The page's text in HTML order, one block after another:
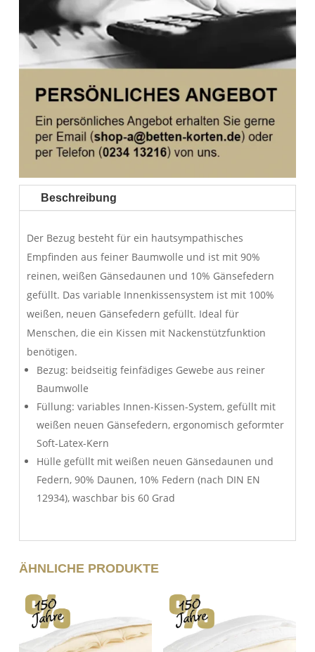
Beschreibung
Der Bezug besteht für ein hautsympathisches
Empfinden aus feiner Baumwolle und ist mit 90%
reinen, weißen Gänsedaunen und 10% Gänsefedern
gefüllt. Das variable Innenkissensystem ist mit 100%
weißen, neuen Gänsefedern gefüllt. Ideal für
Menschen, die ein Kissen mit Nackenstützfunktion
benötigen.
Bezug: beidseitig feinfädiges Gewebe aus reiner
Baumwolle
Füllung: variables Innen-Kissen-System, gefüllt mit
weißen neuen Gänsefedern, ergonomisch geformter
Soft-Latex-Kern
Hülle gefüllt mit weißen neuen Gänsedaunen und
Federn, 90% Daunen, 10% Federn (nach DIN EN
12934), waschbar bis 60 Grad
ÄHNLICHE PRODUKTE